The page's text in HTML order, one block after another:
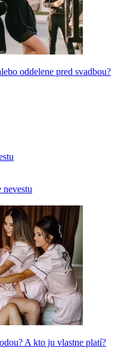
oddelene pred svadbou?
nevestu
A kto ju vlastne platí?